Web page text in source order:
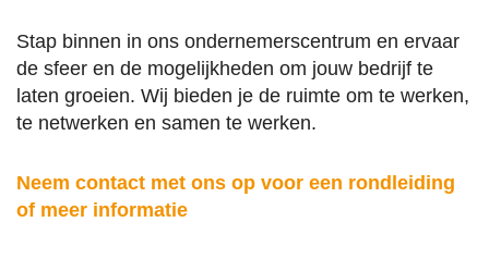
Stap binnen in ons ondernemerscentrum en ervaar
de sfeer en de mogelijkheden om jouw bedrijf te
laten groeien. Wij bieden je de ruimte om te werken,
te netwerken en samen te werken.
Neem contact met ons op voor een rondleiding
of meer informatie